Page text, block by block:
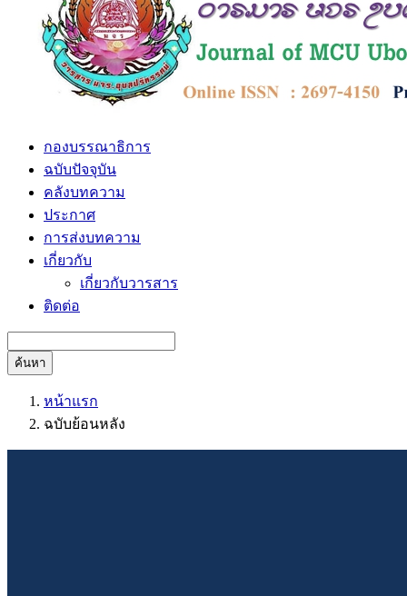
กองบรรณาธิการ
ฉบับปัจจุบัน
คลังบทความ
ประกาศ
การส่งบทความ
เกี่ยวกับ
เกี่ยวกับวารสาร
ติดต่อ
ค้นหา
หน้าแรก
ฉบับย้อนหลัง